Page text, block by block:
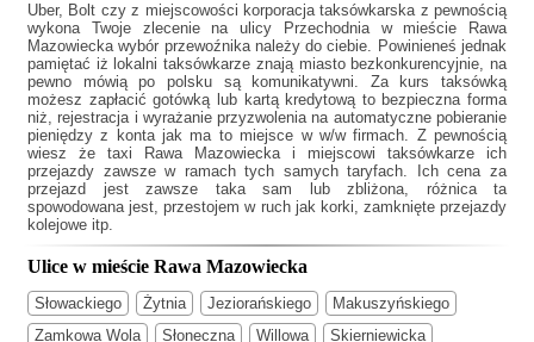
Uber, Bolt czy z miejscowości korporacja taksówkarska z pewnością
wykona Twoje zlecenie na ulicy Przechodnia w mieście Rawa
Mazowiecka wybór przewoźnika należy do ciebie. Powinieneś jednak
pamiętać iż lokalni taksówkarze znają miasto bezkonkurencyjnie, na
pewno mówią po polsku są komunikatywni. Za kurs taksówką
możesz zapłacić gotówką lub kartą kredytową to bezpieczna forma
niż, rejestracja i wyrażanie przyzwolenia na automatyczne pobieranie
pieniędzy z konta jak ma to miejsce w w/w firmach. Z pewnością
wiesz że taxi Rawa Mazowieckai miejscowi taksówkarze ich
przejazdy zawsze w ramach tych samych taryfach. Ich cena za
przejazd jest zawsze taka sam lub zbliżona, różnica ta
spowodowana jest, przestojem w ruch jak korki, zamknięte przejazdy
kolejowe itp.
Ulice w mieście Rawa Mazowiecka
Słowackiego Żytnia Jeziorańskiego
Makuszyńskiego
Zamkowa Wola
Słoneczna Willowa Skierniewicka